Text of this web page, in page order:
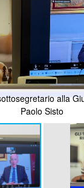
alla
Paolo Sisto